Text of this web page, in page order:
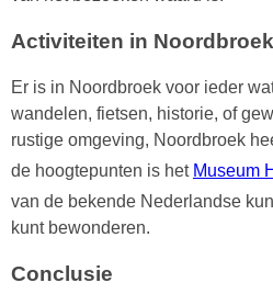
Activiteiten in Noordbroek
Er is in Noordbroek voor ieder
wandelen, fietsen, historie, of
rustige omgeving, Noordbroek
de hoogtepunten is het Museum
van de bekende Nederlandse
kunt bewonderen.
Conclusie